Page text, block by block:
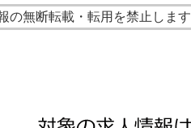
の無断転載・転用を禁止します